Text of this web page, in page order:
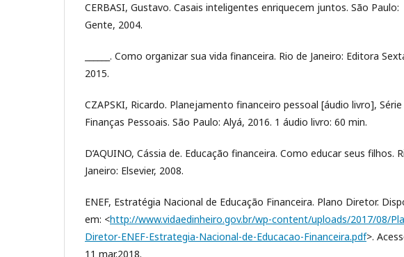
CERBASI, Gustavo. Casais inteligentes enriquecem juntos. São Paulo:
Gente, 2004.
______. Como organizar sua vida financeira. Rio de Janeiro: Editora
2015.
CZAPSKI, Ricardo. Planejamento financeiro pessoal [áudio livro], Série
Finanças Pessoais. São Paulo: Alyá, 2016. 1 áudio livro: 60 min.
D’AQUINO, Cássia de. Educação financeira. Como educar seus filhos.
Janeiro: Elsevier, 2008.
ENEF, Estratégia Nacional de Educação Financeira. Plano Diretor.
em: <http://www.vidaedinheiro.gov.br/wp-content/uploads/2017/08/
Diretor-ENEF-Estrategia-Nacional-de-Educacao-Financeira.pdf>.
11 mar.2018.